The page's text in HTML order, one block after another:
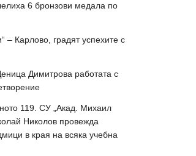
6 бронзови медала по
– Карлово, градят успехите с
Димитрова работата с
119. СУ „Акад. Михаил
Николов провежда
в края на всяка учебна